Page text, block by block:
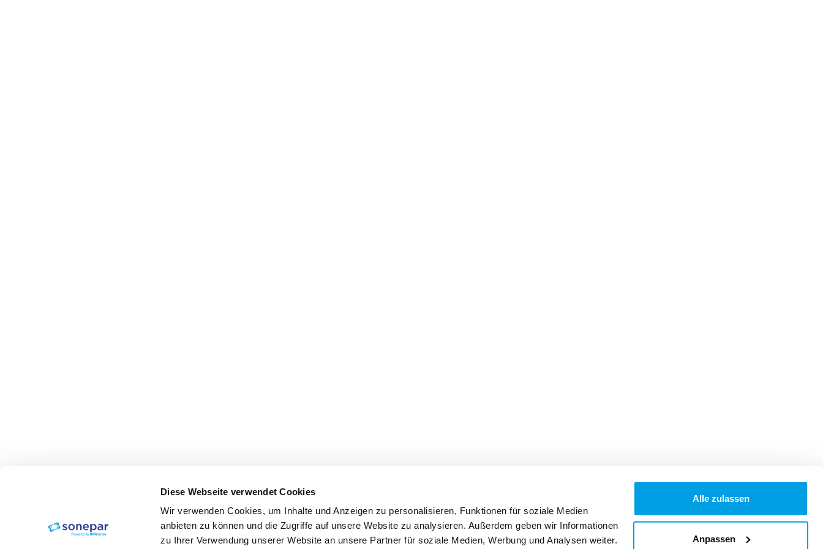
Diese Webseite verwendet Cookies
Wir verwenden Cookies, um Inhalte und Anzeigen zu personalisieren, Funktionen für soziale Medien
anbieten zu können und die Zugriffe auf unsere Website zu analysieren. Außerdem geben wir Informationen
zu Ihrer Verwendung unserer Website an unsere Partner für soziale Medien, Werbung und Analysen weiter.
Alle zulassen
Anpassen